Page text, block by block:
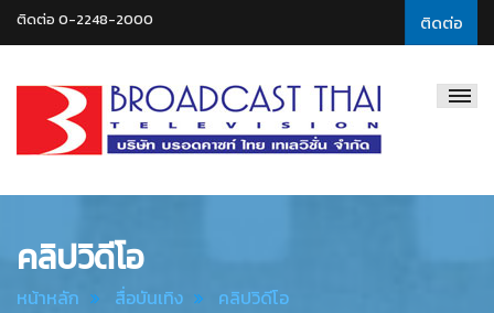
ติดต่อ
ติดต่อ 0-2248-2000
Thai
คลิปวิดีโอ
หน้าหลัก สื่อบันเทิง
คลิปวิดีโอ